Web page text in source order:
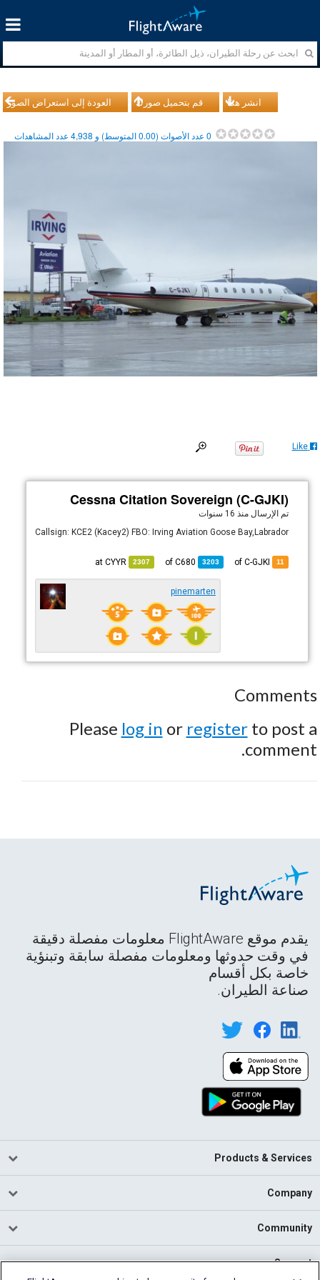
العودة إلى استعراض الصور قم بتحميل صورك انشر هذا
0عدد الأصوات (0.00المتوسط) و 4,938عدد المشاهدات
Like
Cessna Citation Sovereign (C-GJKI)
تم الإرسال منذ 16 سنوات
Callsign: KCE2 (Kacey2) FBO: Irving Aviation Goose Bay,Labrador
11
3203
C680
2307
CYYR
pinemarten
Comments
Please log in or registerto post a
comment.
يقدم موقع FlightAware معلومات مفصلة دقيقة
في وقت حدوثها ومعلومات مفصلة سابقة وتبنؤية
خاصة بكل أقسام
صناعة الطيران.
Products & Services
Company
Community
Support